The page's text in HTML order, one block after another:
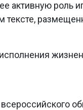
активную роль
тексте,
всероссийского